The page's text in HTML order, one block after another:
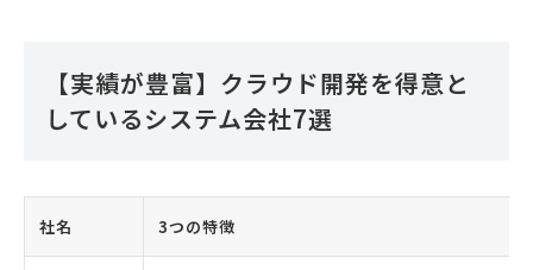
【実績が豊富】クラウド開発を得意と
しているシステム会社7選
社名 3つの特徴